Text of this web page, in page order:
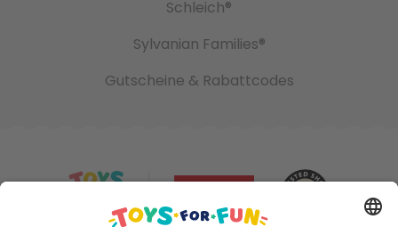
Schleich®
Sylvanian Families®
Gutscheine & Rabattcodes